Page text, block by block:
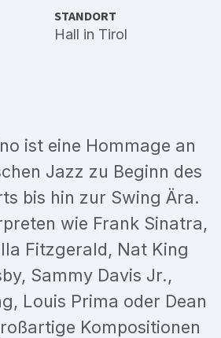
STANDORT
Hall in Tirol
ist eine Hommage an
Jazz zu Beginn des
bis hin zur Swing Ära.
wie Frank Sinatra,
Fitzgerald, Nat King
Sammy Davis Jr.,
Louis Prima oder Dean
Kompositionen